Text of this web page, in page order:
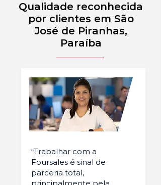
Qualidade reconhecida
por clientes em São
José de Piranhas,
Paraíba
“Trabalhar com a
Foursales é sinal de
parceria total,